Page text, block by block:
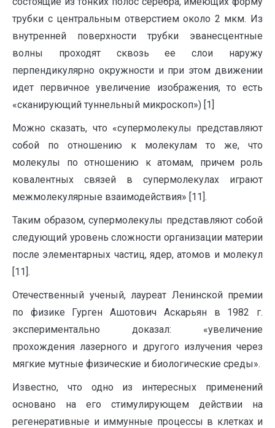
трубки с центральным отверстием около 2 мкм. Из
внутренней поверхности трубки эванесцентные
волны проходят сквозь ее слои наружу
перпендикулярно окружности и при этом движении
идет первичное увеличение изображения, то есть
«сканирующий туннельный микроскоп») [1]
Можно сказать, что «супермолекулы представляют
собой по отношению к молекулам то же, что
молекулы по отношению к атомам, причем роль
ковалентных связей в супермолекулах играют
межмолекулярные взаимодействия» [11].
Таким образом, супермолекулы представляют собой
следующий уровень сложности организации материи
после элементарных частиц, ядер, атомов и молекул
[11].
Отечественный ученый, лауреат Ленинской премии
по физике Гурген Ашотович Аскарьян в 1982 г.
экспериментально доказал: «увеличение
прохождения лазерного и другого излучения через
мягкие мутные физические и биологические среды».
Известно, что одно из интересных применений
основано на его стимулирующем действии на
регенеративные и иммунные процессы в клетках и